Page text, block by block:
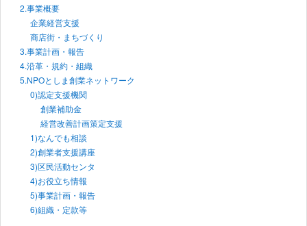
2.事業概要
企業経営支援
商店街・まちづくり
3.事業計画・報告
4.沿革・規約・組織
5.NPOとしま創業ネットワーク
0)認定支援機関
創業補助金
経営改善計画策定支援
1)なんでも相談
2)創業者支援講座
3)区民活動センタ
4)お役立ち情報
5)事業計画・報告
6)組織・定款等